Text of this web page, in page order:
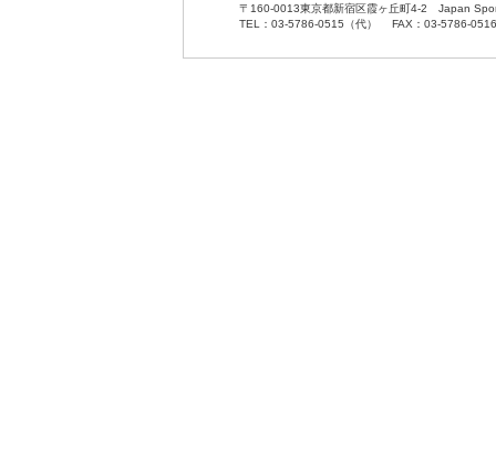
〒160-0013東京都新宿区霞ヶ丘町4-2 Japan
TEL：03-5786-0515（代） FAX：03-5786-